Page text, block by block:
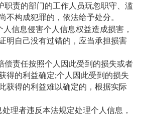
责的部门的工作人员玩忽职守、滥
不构成犯罪的，依法给予处分。
信息侵害个人信息权益造成损害，
明自己没有过错的，应当承担损害
责任按照个人因此受到的损失或者
得的利益确定;个人因此受到的损失
获得的利益难以确定的，根据实际
理者违反本法规定处理个人信息，